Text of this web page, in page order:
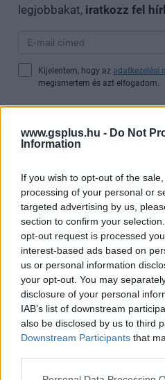
www.gsplus.hu - Do Not
Information
If you wish to opt-out of the
processing of your personal or
targeted advertising by us,
section to confirm your
opt-out request is processed
interest-based ads based on
us or personal information
your opt-out. You may
disclosure of your personal
IAB’s list of downstream
also be disclosed by us to third
Downstream Participants that
Please note that this website/
legjobbakat, iratkozz fel
Kijelentem, hogy az adatkezelési
megismertem és azt elfogadom.
SMASH by Meló-Diák:
hangulata – Jön a második
Július végén folytatódik a
sorozat.
Címkék: #netflix #squid game